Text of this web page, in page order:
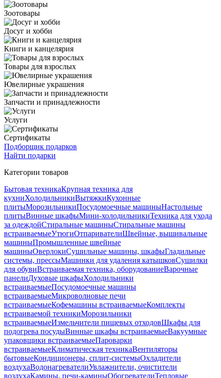
Зоотовары
Досуг и хобби
Книги и канцелярия
Товары для взрослых
Ювелирные украшения
Запчасти и принадлежности
Услуги
Сертификаты
Подборщик подарков
Найти подарки
Категории товаров
Бытовая техникаКрупная техника для
кухниХолодильникиВытяжкиКухонные
плитыМорозильникиПосудомоечные машиныНастольные
плитыВинные шкафыМини-холодильникиТехника для ухода
за одеждойСтиральные машиныСтиральные машины
встраиваемыеУтюгиОтпаривателиШвейные, вышивальные
машиныПромышленные швейные
машиныОверлокиСушильные машины, шкафыГладильные
системы, прессыМашинки для удаления катышковСушилки
для обувиВстраиваемая техника, оборудованиеВарочные
панелиДуховые шкафыХолодильники
встраиваемыеПосудомоечные машины
встраиваемыеМикроволновые печи
встраиваемыеКофемашины встраиваемыеКомплекты
встраиваемой техникиМорозильники
встраиваемыеИзмельчители пищевых отходовШкафы для
подогрева посудыВинные шкафы встраиваемыеВакуумные
упаковщики встраиваемыеПароварки
встраиваемыеКлиматическая техникаВентиляторы
бытовыеКондиционеры, сплит-системыОхладители
воздухаВодонагревателиУвлажнители, очистители
воздухаКамины, печи-каминыОбогревателиТепловые